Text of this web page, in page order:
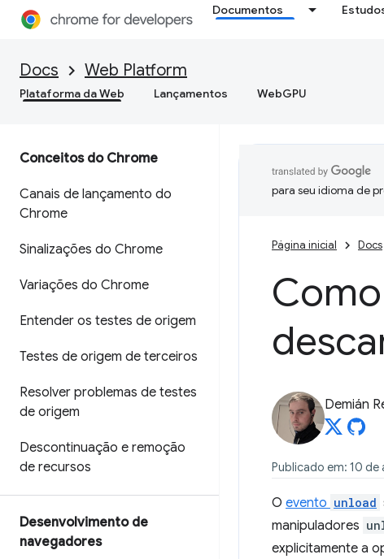
Documentos
Docs Web Platform
Plataforma da Web Lançamentos WebGPU
Conceitos do Chrome
Canais de lançamento do
Chrome
Sinalizações do Chrome
Variações do Chrome
Entender os testes de origem
Testes de origem de terceiros
Resolver problemas de testes
de origem
Descontinuação e remoção
de recursos
Desenvolvimento de
navegadores
para seu idioma de
Página inicial Docs
Demián
Publicado em: 10
O evento unload
manipuladores
explicitamente a